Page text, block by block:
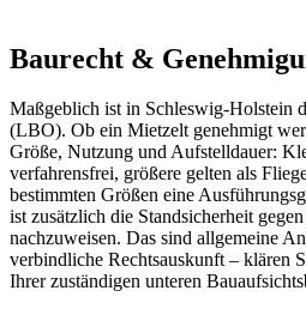
Baurecht &
Maßgeblich ist in Schleswig-Holstein
(LBO). Ob ein Mietzelt genehmigt
Größe, Nutzung und Aufstelldauer:
verfahrensfrei, größere gelten als
bestimmten Größen eine
ist zusätzlich die Standsicherheit
nachzuweisen. Das sind allgemeine
verbindliche Rechtsauskunft – klären
Ihrer zuständigen unteren